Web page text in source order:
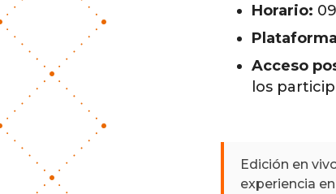
Horario:
Acceso
los
Edición en
experiencia